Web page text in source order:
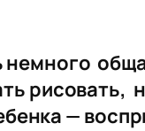
немного
рисовать,
—